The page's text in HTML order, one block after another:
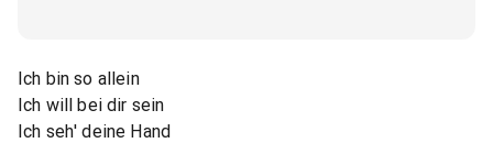
Ich bin so allein
Ich will bei dir sein
Ich seh' deine Hand